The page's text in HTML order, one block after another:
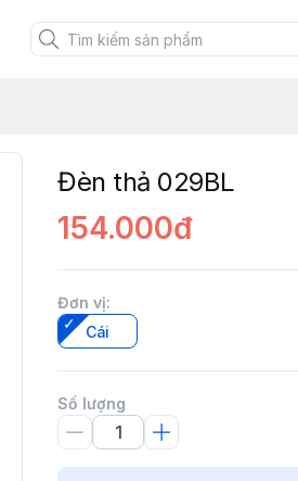
Đèn thả 029BL
154.000đ
Đơn vị:
Cái
Số lượng